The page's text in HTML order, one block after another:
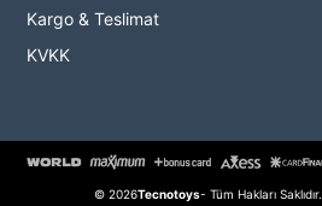
Kargo & Teslimat
KVKK
© 2026Tecnotoys- Tüm Hakları Saklıdır.